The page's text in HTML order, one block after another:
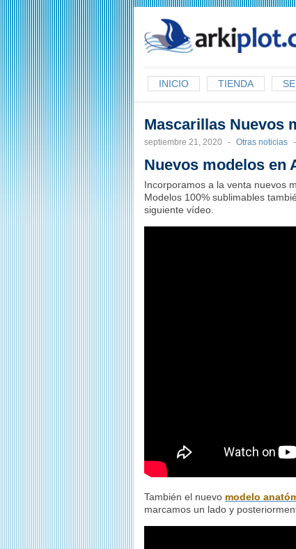
INICIO TIENDA
Mascarillas Nuevos
septiembre 21, 2020 - Otras noticias -
Nuevos modelos en
Incorporamos a la venta nuevos
Modelos 100% sublimables
siguiente vídeo.
También el nuevo modelo
marcamos un lado y